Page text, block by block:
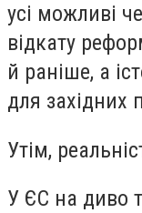
усі можливі
відкату
й раніше, а
для західних
Утім,
У ЄС на диво